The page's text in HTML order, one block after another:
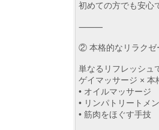
初めての方でも安心
⸻
② 本格的なリラクゼ
単なるリフレッシュ
ゲイマッサージ × 本
• オイルマッサージ
• リンパトリートメ
• 筋肉をほぐす手技